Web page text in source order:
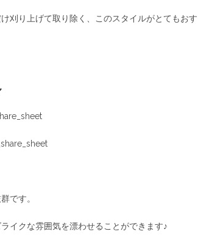
刈り上げて取り除く、このスタイルがとてもおす
です。
イクな雰囲気を漂わせることができます♪